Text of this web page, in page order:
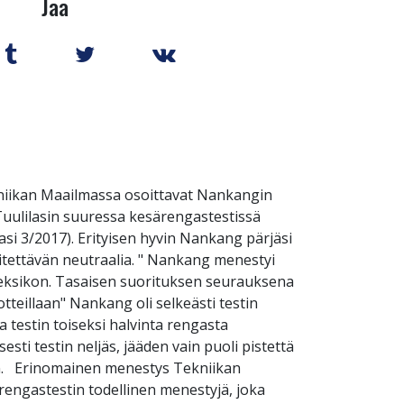
Maailmassa osoittavat Nankangin
suuressa kesärengastestissä
3/2017). Erityisen hyvin Nankang pärjäsi
neutraalia. " Nankang menestyi
Tasaisen suorituksen seurauksena
Nankang oli selkeästi testin
testin toiseksi halvinta rengasta
testin neljäs, jääden vain puoli pistettä
Erinomainen menestys Tekniikan
todellinen menestyjä, joka